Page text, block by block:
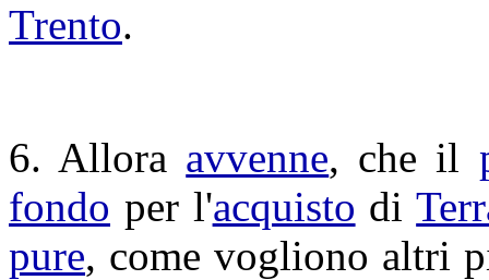
Trento.
6. Allora avvenne, che il
fondo per l'acquisto di
pure, come vogliono altri